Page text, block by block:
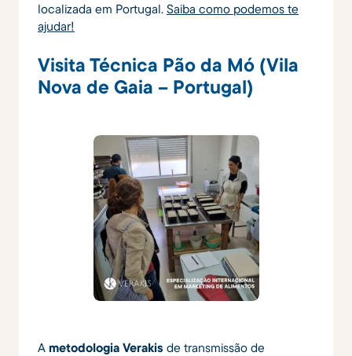
localizada em Portugal. Saiba como podemos te
ajudar!
Visita Técnica Pão da Mó (Vila
Nova de Gaia – Portugal)
A metodologia Verakis de transmissão de